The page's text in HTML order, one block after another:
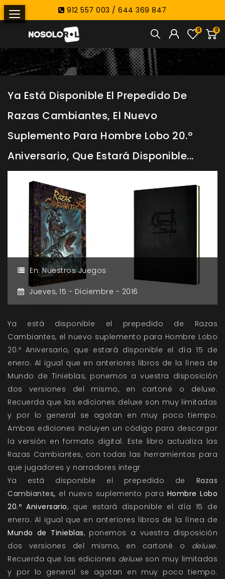
912 557 003 / 644 369 847
0
0
Ya Está Disponible El Prepedido De
Razas Cambiantes, El Nuevo
Suplemento Para Hombre Lobo 20.º
Aniversario, Que Estará Disponible...
En: Nuestros Juegos
Jueves, 15 - Diciembre - 2016
Ya está disponible el prepedido de Razas
Cambiantes, el nuevo suplemento para Hombre Lobo
20.º Aniversario, que estará disponible el día 15 de
enero. Al igual que en anteriores libros de la línea de
Mundo de Tinieblas, ponemos a vuestra disposición
dos versiones del mismo, en cartoné o deluxe.
Recuerda que las ediciones deluxe son muy limitadas
y por lo general se agotan en muy poco tiempo.
Ambas ediciones incluyen un código para descargar
la versión en formato digital. Este libro actualiza las
Razas Cambiantes, con todas las herramientas para
que jugadores y narradores integr
Ya está disponible el prepedido de Razas
Cambiantes, el nuevo suplemento para Hombre Lobo
20.º Aniversario, que estará disponible el día 15 de
enero. Al igual que en anteriores libros de la línea de
Mundo de Tinieblas, ponemos a vuestra disposición
dos versiones del mismo, en cartoné o deluxe.
Recuerda que las ediciones deluxeson muy limitadas
y por lo general se agotan en muy poco tiempo.